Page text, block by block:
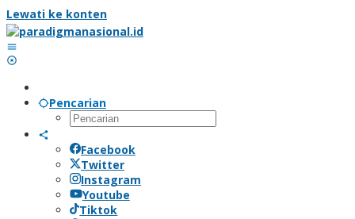
Lewati ke konten
Pencarian
Facebook
Twitter
Instagram
Youtube
Tiktok